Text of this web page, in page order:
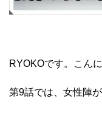
RYOKOです。こんに
第9話では、女性陣